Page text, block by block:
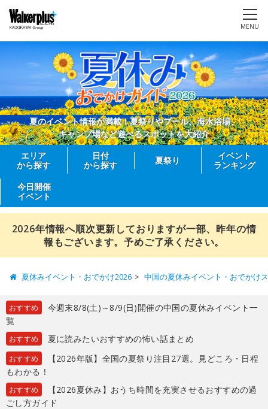
MENU
夏のイベント情報が満載！夏祭りやプール、海水浴場、
キャンプ場など遊べるスポットを大紹介
エリア
から探す
日付
から探す
夏祭り
イベント
ランキング
今日開催
イベント
2026年情報へ順次更新しておりますが一部、昨年の情
報もございます。予めご了承ください。
夏休みイベント・おでかけ2026 中国の夏休みイベント・おでかけ
おすすめ
今週末8/8(土)～8/9(日)開催の中国の夏休みイベント一
覧
おすすめ 夏に読みたいおすすめの怖い話まとめ
おすすめ
【2026年版】全国の夏祭り注目27選。見どころ・日程
もわかる！
おすすめ
【2026夏休み】おうち時間を充実させるおすすめの過
ごし方ガイド